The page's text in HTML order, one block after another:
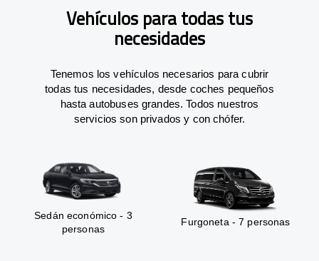
Vehículos para todas tus
necesidades
Tenemos los vehículos necesarios para cubrir
todas tus necesidades, desde coches pequeños
hasta autobuses grandes. Todos nuestros
servicios son privados y con chófer.
Sedán económico - 3
personas
Furgoneta - 7 personas